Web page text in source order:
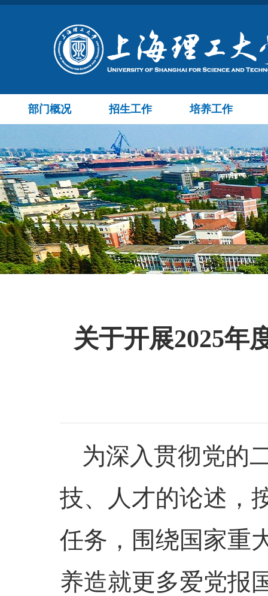
部门概况 招生工作 培养工作
关于开展2025年
为深入贯彻党的
技、人才的论述，
任务，围绕国家重
养造就更多爱党报